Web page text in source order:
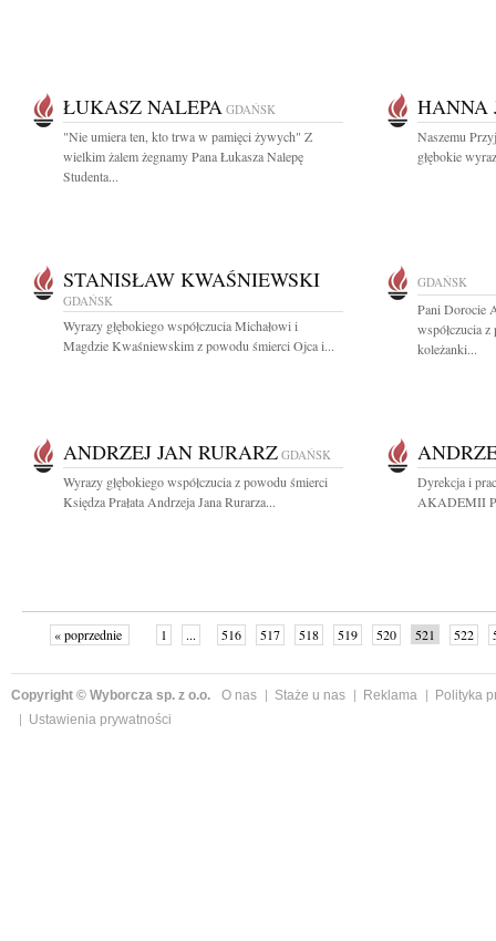
ŁUKASZ NALEPA GDAŃSK
"Nie umiera ten, kto trwa w pamięci żywych" Z
wielkim żalem żegnamy Pana Łukasza Nalepę
Studenta...
HANNA
Naszemu
głębokie
STANISŁAW KWAŚNIEWSKI
GDAŃSK
Wyrazy głębokiego współczucia Michałowi i
Magdzie Kwaśniewskim z powodu śmierci Ojca i...
GDAŃSK
Pani Dorocie
współczucia
koleżanki...
ANDRZEJ JAN RURARZ GDAŃSK
Wyrazy głębokiego współczucia z powodu śmierci
Księdza Prałata Andrzeja Jana Rurarza...
Dyrekcja i
AKADEMII
« poprzednie 1 ... 516 517 518 519 520 521 522
Copyright © Wyborcza sp. z o.o. O nas Staże u nas Reklama
Polityka
Ustawienia prywatności